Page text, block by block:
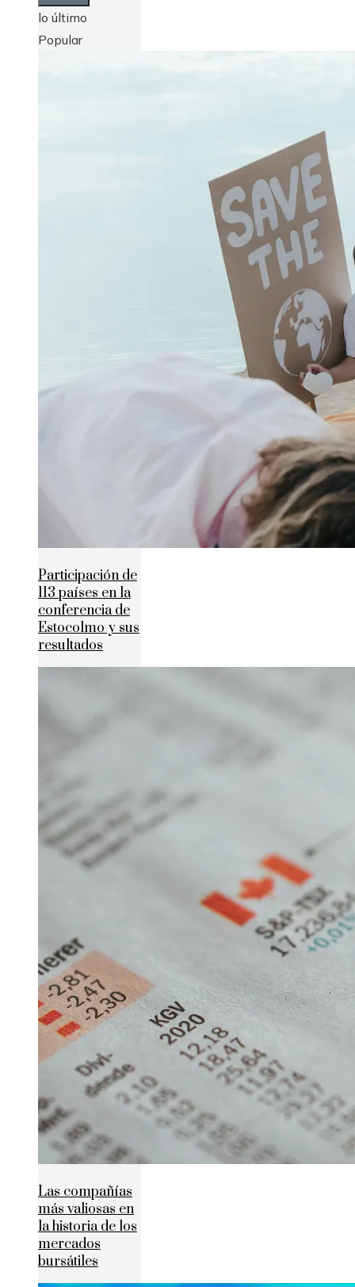
lo último
Popular
Participación de
113 países en la
conferencia de
Estocolmo y sus
resultados
Las compañías
más valiosas en
la historia de los
mercados
bursátiles